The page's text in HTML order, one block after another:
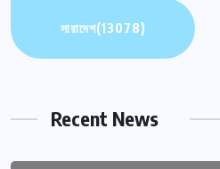
সারাদেশ(13078)
Recent News